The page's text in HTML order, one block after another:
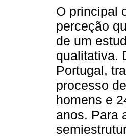
O principal
perceção
de um
qualitativa.
Portugal,
processo
homens e
anos. Para